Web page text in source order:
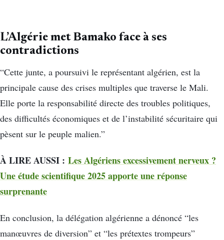
L’Algérie met Bamako face à ses
contradictions
“Cette junte, a poursuivi le représentant algérien, est la
principale cause des crises multiples que traverse le Mali.
Elle porte la responsabilité directe des troubles politiques,
des difficultés économiques et de l’instabilité sécuritaire qui
pèsent sur le peuple malien.”
À LIRE AUSSI : Les Algériens excessivement nerveux ?
Une étude scientifique 2025 apporte une réponse
surprenante
En conclusion, la délégation algérienne a dénoncé “les
manœuvres de diversion” et “les prétextes trompeurs”